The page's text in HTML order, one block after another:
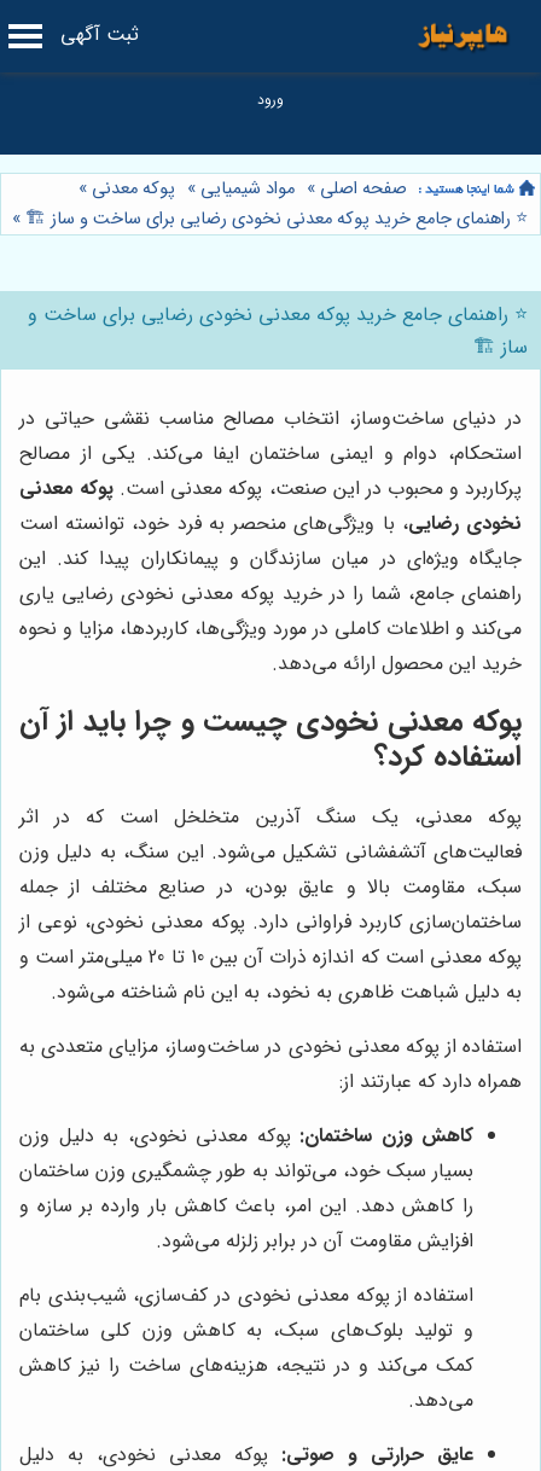
ثبت آگهی
صفحه اصلی » مواد شیمیایی » پوکه معدنی »
⭐️ راهنمای جامع خرید پوکه معدنی نخودی رضایی برای ساخت و ساز 🏗️ »
⭐️ راهنمای جامع خرید پوکه معدنی نخودی رضایی برای ساخت و
ساز 🏗️
در دنیای ساخت‌وساز، انتخاب مصالح مناسب نقشی حیاتی در
استحکام، دوام و ایمنی ساختمان ایفا می‌کند. یکی از مصالح
پرکاربرد و محبوب در این صنعت، پوکه معدنی است. پوکه معدنی
نخودی رضایی، با ویژگی‌های منحصر به فرد خود، توانسته است
جایگاه ویژه‌ای در میان سازندگان و پیمانکاران پیدا کند. این
راهنمای جامع، شما را در خرید پوکه معدنی نخودی رضایی یاری
می‌کند و اطلاعات کاملی در مورد ویژگی‌ها، کاربردها، مزایا و نحوه
خرید این محصول ارائه می‌دهد.
پوکه معدنی نخودی چیست و چرا باید از آن
استفاده کرد؟
پوکه معدنی، یک سنگ آذرین متخلخل است که در اثر
فعالیت‌های آتشفشانی تشکیل می‌شود. این سنگ، به دلیل وزن
سبک، مقاومت بالا و عایق بودن، در صنایع مختلف از جمله
ساختمان‌سازی کاربرد فراوانی دارد. پوکه معدنی نخودی، نوعی از
پوکه معدنی است که اندازه ذرات آن بین 10 تا 20 میلی‌متر است و
به دلیل شباهت ظاهری به نخود، به این نام شناخته می‌شود.
استفاده از پوکه معدنی نخودی در ساخت‌وساز، مزایای متعددی به
همراه دارد که عبارتند از:
کاهش وزن ساختمان: پوکه معدنی نخودی، به دلیل وزن
بسیار سبک خود، می‌تواند به طور چشمگیری وزن ساختمان
را کاهش دهد. این امر، باعث کاهش بار وارده بر سازه و
افزایش مقاومت آن در برابر زلزله می‌شود.
استفاده از پوکه معدنی نخودی در کف‌سازی، شیب‌بندی بام
و تولید بلوک‌های سبک، به کاهش وزن کلی ساختمان
کمک می‌کند و در نتیجه، هزینه‌های ساخت را نیز کاهش
می‌دهد.
عایق حرارتی و صوتی: پوکه معدنی نخودی، به دلیل